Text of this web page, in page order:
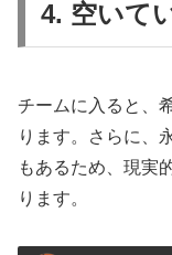
4. 空いて
チームに入ると、
ります。さらに、
もあるため、現実
ります。